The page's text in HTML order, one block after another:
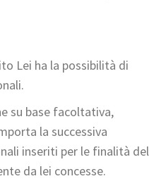
Lei ha la possibilità di
su base facoltativa,
la successiva
inseriti per le finalità del
da lei concesse.